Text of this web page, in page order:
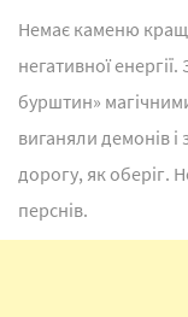
Немає каменю
негативної
бурштин»
виганяли демонів
дорогу, як оберіг.
перснів.